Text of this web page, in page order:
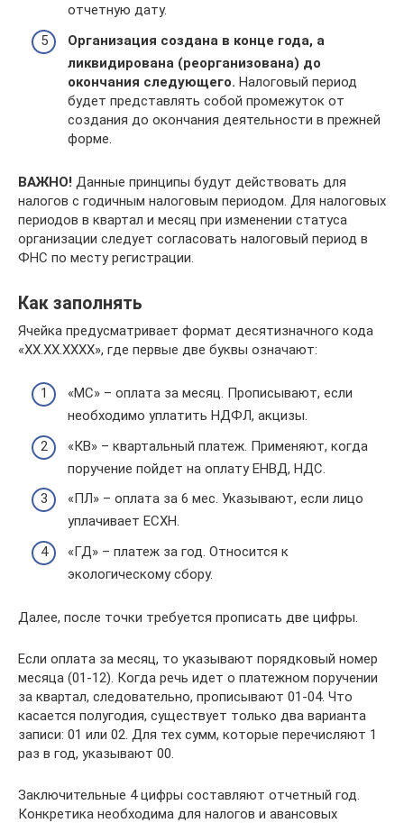
отчетную дату.
Организация создана в конце года, а
ликвидирована (реорганизована) до
окончания следующего. Налоговый период
будет представлять собой промежуток от
создания до окончания деятельности в прежней
форме.
ВАЖНО! Данные принципы будут действовать для
налогов с годичным налоговым периодом. Для налоговых
периодов в квартал и месяц при изменении статуса
организации следует согласовать налоговый период в
ФНС по месту регистрации.
Как заполнять
Ячейка предусматривает формат десятизначного кода
«ХХ.ХХ.ХХХХ», где первые две буквы означают:
«МС» – оплата за месяц. Прописывают, если
необходимо уплатить НДФЛ, акцизы.
«КВ» – квартальный платеж. Применяют, когда
поручение пойдет на оплату ЕНВД, НДС.
«ПЛ» – оплата за 6 мес. Указывают, если лицо
уплачивает ЕСХН.
«ГД» – платеж за год. Относится к
экологическому сбору.
Далее, после точки требуется прописать две цифры.
Если оплата за месяц, то указывают порядковый номер
месяца (01-12). Когда речь идет о платежном поручении
за квартал, следовательно, прописывают 01-04. Что
касается полугодия, существует только два варианта
записи: 01 или 02. Для тех сумм, которые перечисляют 1
раз в год, указывают 00.
Заключительные 4 цифры составляют отчетный год.
Конкретика необходима для налогов и авансовых